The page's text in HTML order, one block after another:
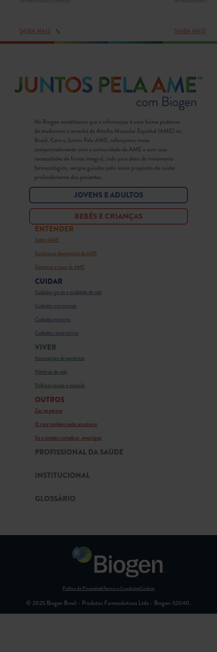
SAIBA MAIS SAIBA MAIS
Na Biogen acreditamos que a informação é uma forma poderosa
de mudarmos o amanhã da Atrofia Muscular Espinhal (AME) no
Brasil. Com o Juntos Pela AME, reforçamos nosso
comprometimento com a comunidade de AME e com suas
necessidades de forma integral, indo para além do tratamento
farmacológico, sempre guiados pelo nosso propósito de cuidar
profundamente dos pacientes.
JOVENS E ADULTOS
BEBÊS E CRIANÇAS
ENTENDER
Sobre AME
Genética e diagnóstico da AME
Sintomas e tipos de AME
CUIDAR
Cuidados gerais e qualidade de vida
Cuidados nutricionais
Cuidados motores
Cuidados respiratórios
VIVER
Associações de pacientes
Histórias de vida
Políticas sociais e inclusão
OUTROS
Zac no parque
O raro também pode acontecer
Se o simples complicar, investigue
PROFISSIONAL DA SAÚDE
INSTITUCIONAL
GLOSSÁRIO
Política de PrivacidadeTermos e CondiçõesCookies
© 2025 Biogen Brasil - Produtos Farmacêuticos Ltda - Biogen-52040.